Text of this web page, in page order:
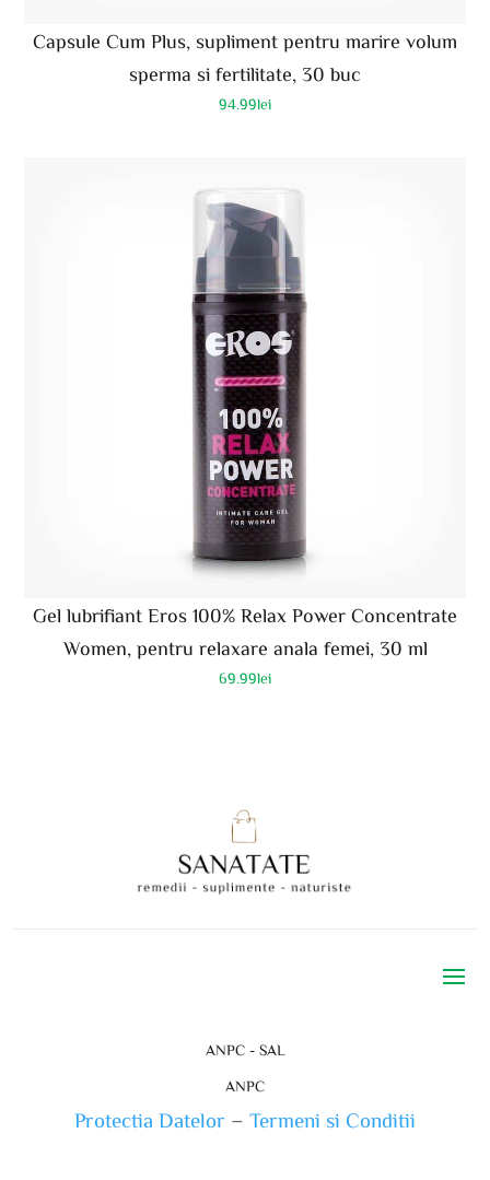
Capsule Cum Plus, supliment pentru marire volum
sperma si fertilitate, 30 buc
94.99lei
Gel lubrifiant Eros 100% Relax Power Concentrate
Women, pentru relaxare anala femei, 30 ml
69.99lei
ANPC - SAL
ANPC
Protectia Datelor – Termeni si Conditii